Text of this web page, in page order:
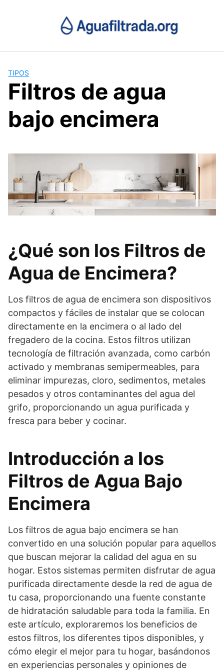
TIPOS
Filtros de agua
bajo encimera
¿Qué son los Filtros de
Agua de Encimera?
Los filtros de agua de encimera son dispositivos
compactos y fáciles de instalar que se colocan
directamente en la encimera o al lado del
fregadero de la cocina. Estos filtros utilizan
tecnología de filtración avanzada, como carbón
activado y membranas semipermeables, para
eliminar impurezas, cloro, sedimentos, metales
pesados y otros contaminantes del agua del
grifo, proporcionando un agua purificada y
fresca para beber y cocinar.
Introducción a los
Filtros de Agua Bajo
Encimera
Los filtros de agua bajo encimera se han
convertido en una solución popular para aquellos
que buscan mejorar la calidad del agua en su
hogar. Estos sistemas permiten disfrutar de agua
purificada directamente desde la red de agua de
tu casa, proporcionando una fuente constante
de hidratación saludable para toda la familia. En
este artículo, exploraremos los beneficios de
estos filtros, los diferentes tipos disponibles, y
cómo elegir el mejor para tu hogar, basándonos
en experiencias personales y opiniones de